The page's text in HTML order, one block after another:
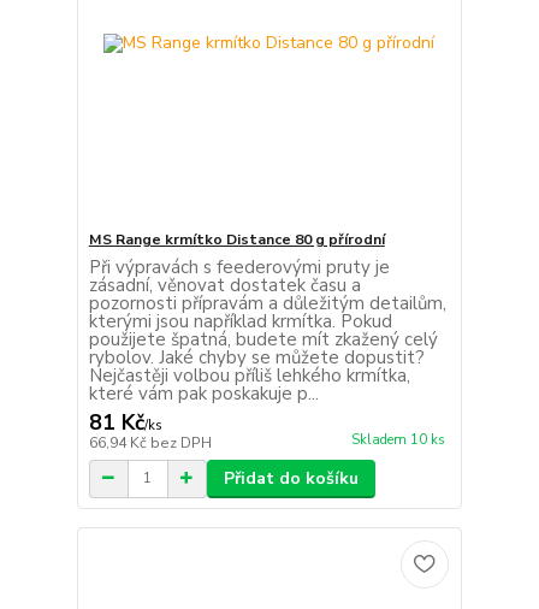
MS Range krmítko Distance 80 g přírodní
Při výpravách s feederovými pruty je
zásadní, věnovat dostatek času a
pozornosti přípravám a důležitým detailům,
kterými jsou například krmítka. Pokud
použijete špatná, budete mít zkažený celý
rybolov. Jaké chyby se můžete dopustit?
Nejčastěji volbou příliš lehkého krmítka,
které vám pak poskakuje p...
81 Kč/ks
66,94 Kč bez DPH Skladem 10 ks
Přidat do košíku